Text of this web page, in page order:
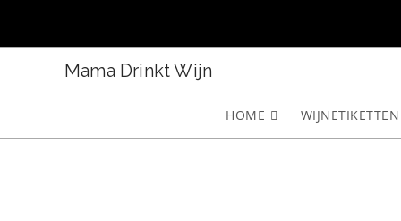
Mama Drinkt Wijn
HOME WIJNETIKETTEN